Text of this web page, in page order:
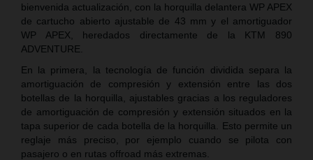
bienvenida actualización, con la horquilla delantera WP APEX
de cartucho abierto ajustable de 43 mm y el amortiguador
WP APEX, heredados directamente de la KTM 890
ADVENTURE.
En la primera, la tecnología de función dividida separa la
amortiguación de compresión y extensión entre las dos
botellas de la horquilla, ajustables gracias a los reguladores
de amortiguación de compresión y extensión situados en la
tapa superior de cada botella de la horquilla. Esto permite un
reglaje más preciso, por ejemplo cuando se pilota con
pasajero o en rutas offroad más extremas.